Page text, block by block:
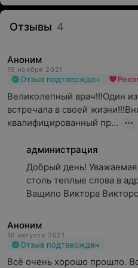
Отзывы 4
Аноним
15 ноября 2021
Отзыв подтвержден
Великолепный врач!!!Один
встречала в своей
квалифицированный пр...
администрация
Добрый день!
столь теплые слова в
Ващило Виктора
Аноним
16 августа 2021
Отзыв подтвержден
Всё очень хорошо прошло.